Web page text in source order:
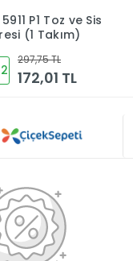
Sepete Ekle
P1 Toz ve Sis
(1 Takım)
297,75 TL
172,01 TL